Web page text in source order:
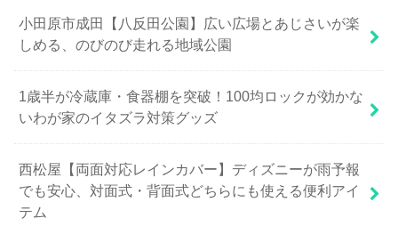
小田原市成田【八反田公園】広い広場とあじさいが楽
しめる、のびのび走れる地域公園
1歳半が冷蔵庫・食器棚を突破！100均ロックが効かな
いわが家のイタズラ対策グッズ
西松屋【両面対応レインカバー】ディズニーが雨予報
でも安心、対面式・背面式どちらにも使える便利アイ
テム